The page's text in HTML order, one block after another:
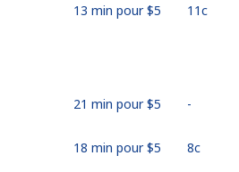
13 min pour ⁦$5⁩ ⁦11c⁩
21 min pour ⁦$5⁩ -
18 min pour ⁦$5⁩ ⁦8c⁩